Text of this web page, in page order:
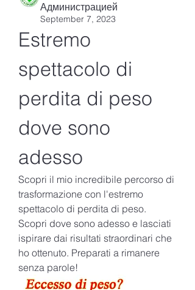
Администрацией
September 7, 2023
Estremo
spettacolo di
perdita di peso
dove sono
adesso
Scopri il mio incredibile percorso di
trasformazione con l'estremo
spettacolo di perdita di peso.
Scopri dove sono adesso e lasciati
ispirare dai risultati straordinari che
ho ottenuto. Preparati a rimanere
senza parole!